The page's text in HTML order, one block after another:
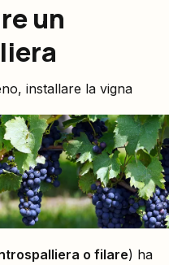
un
installare la vigna
o filare) ha